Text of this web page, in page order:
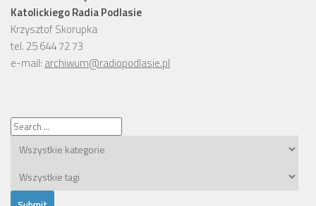
Katolickiego Radia Podlasie
Krzysztof Skorupka
tel. 25 644 72 73
e-mail: archiwum@radiopodlasie.pl